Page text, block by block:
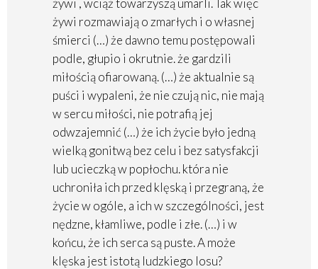
żywi , wciąż towarzyszą umarli. Tak więc
żywi rozmawiają o zmarłych i o własnej
śmierci (…) że dawno temu postępowali
podle, głupio i okrutnie. że gardzili
miłością ofiarowaną. (…) że aktualnie są
puści i wypaleni, że nie czują nic, nie mają
w sercu miłości, nie potrafią jej
odwzajemnić (…) że ich życie było jedną
wielką gonitwą bez celu i bez satysfakcji
lub ucieczką w popłochu. która nie
uchroniła ich przed klęską i przegraną, że
życie w ogóle, a ich w szczególności, jest
nędzne, kłamliwe, podle i złe. (…) i w
końcu, że ich serca są puste. A może
klęska jest istotą ludzkiego losu?